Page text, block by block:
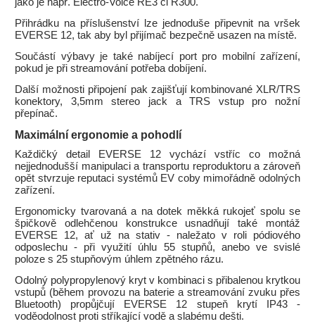
jako je např. Electro-Voice RE3 či R300.
Přihrádku na příslušenství lze jednoduše připevnit na vršek
EVERSE 12, tak aby byl přijímač bezpečně usazen na místě.
Součástí výbavy je také nabíjecí port pro mobilní zařízení,
pokud je při streamování potřeba dobíjení.
Další možnosti připojení pak zajišťují kombinované XLR/TRS
konektory, 3,5mm stereo jack a TRS vstup pro nožní
přepínač.
Maximální ergonomie a pohodlí
Každičký detail EVERSE 12 vychází vstříc co možná
nejjednodušší manipulaci a transportu reproduktoru a zároveň
opět stvrzuje reputaci systémů EV coby mimořádně odolných
zařízení.
Ergonomicky tvarovaná a na dotek měkká rukojeť spolu se
špičkově odlehčenou konstrukce usnadňují také montáž
EVERSE 12, ať už na stativ - naležato v roli pódiového
odposlechu - při využití úhlu 55 stupňů, anebo ve svislé
poloze s 25 stupňovým úhlem zpětného rázu.
Odolný polypropylenový kryt v kombinaci s přibalenou krytkou
vstupů (během provozu na baterie a streamování zvuku přes
Bluetooth) propůjčují EVERSE 12 stupeň krytí IP43 -
voděodolnost proti stříkající vodě a slabému dešti.